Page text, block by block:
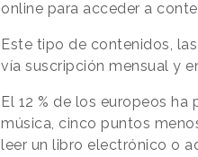
online para acceder a
Este tipo de contenidos,
vía suscripción mensual y
El 12 % de los europeos
música, cinco puntos
leer un libro electrónico o